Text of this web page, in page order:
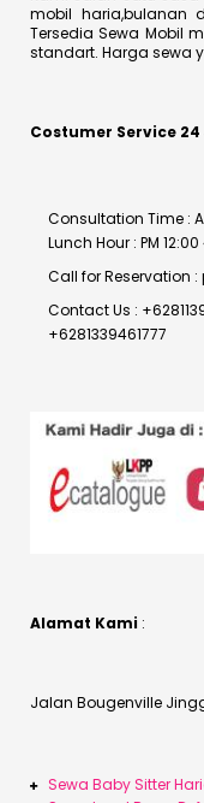
mobil haria,bulanan
Tersedia Sewa Mobil
standart. Harga sewa
Costumer Service 24
Consultation Time :
Lunch Hour : PM 12:00
Call for Reservation
Contact Us :
+6281339461777
Alamat Kami :
Jalan Bougenville
Sewa Baby Sitter